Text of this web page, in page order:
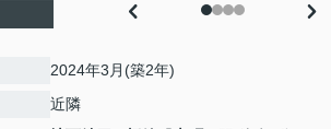
2024年3月(築2年)
近隣